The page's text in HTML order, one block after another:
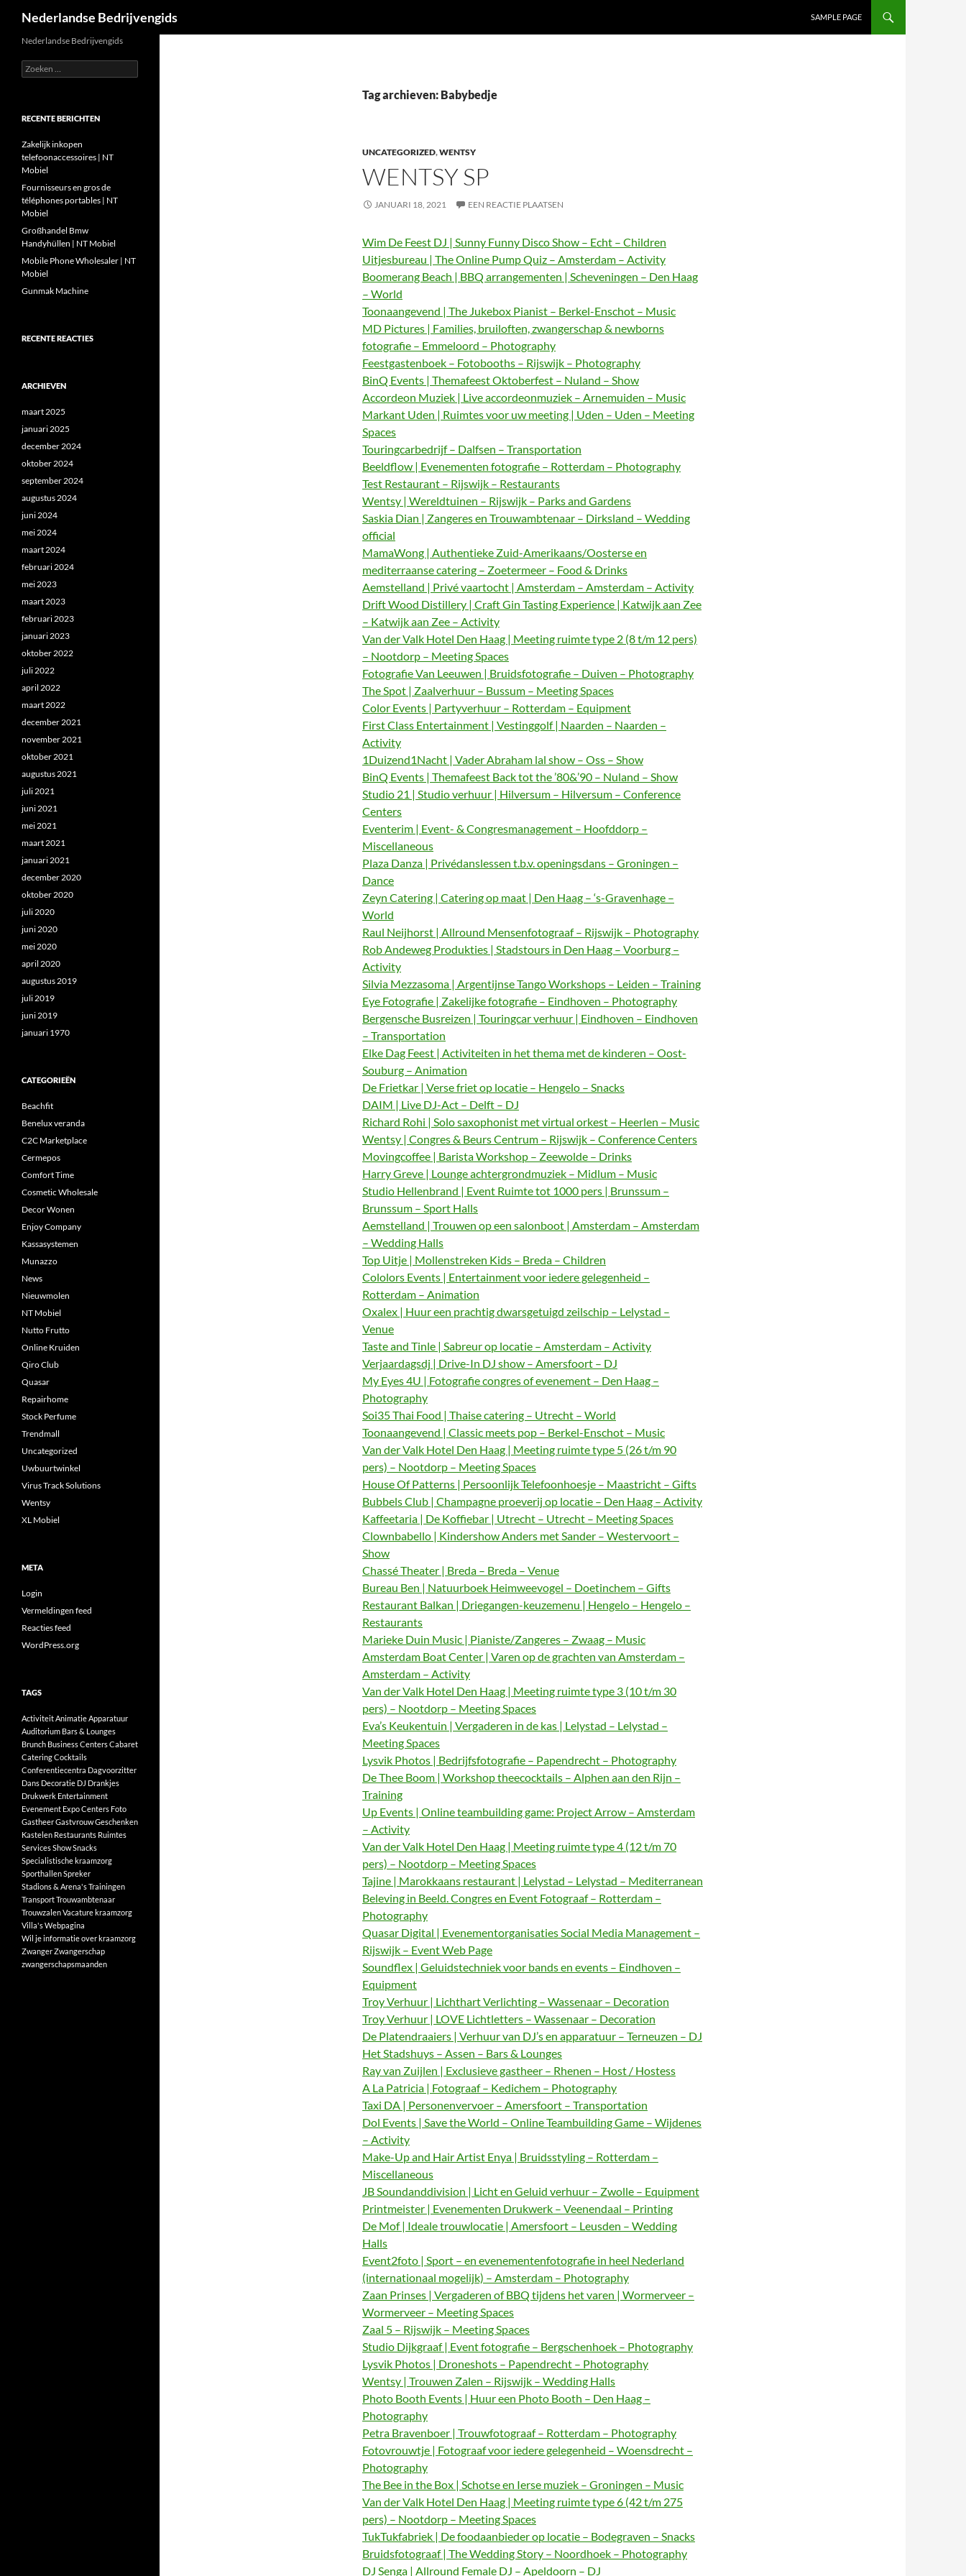
Nederlandse Bedrijvengids SAMPLE PAGE
Tag archieven: Babybedje
UNCATEGORIZED,WENTSY
WENTSY SP
JANUARI 18, 2021 EEN REACTIE PLAATSEN
Wim De Feest DJ | Sunny Funny Disco Show – Echt – Children
Uitjesbureau | The Online Pump Quiz – Amsterdam – Activity
Boomerang Beach | BBQ arrangementen | Scheveningen – Den Haag
– World
Toonaangevend | The Jukebox Pianist – Berkel-Enschot – Music
MD Pictures | Families, bruiloften, zwangerschap & newborns
fotografie – Emmeloord – Photography
Feestgastenboek – Fotobooths – Rijswijk – Photography
BinQ Events | Themafeest Oktoberfest – Nuland – Show
Accordeon Muziek | Live accordeonmuziek – Arnemuiden – Music
Markant Uden | Ruimtes voor uw meeting | Uden – Uden – Meeting
Spaces
Touringcarbedrijf – Dalfsen – Transportation
Beeldflow | Evenementen fotografie – Rotterdam – Photography
Test Restaurant – Rijswijk – Restaurants
Wentsy | Wereldtuinen – Rijswijk – Parks and Gardens
Saskia Dian | Zangeres en Trouwambtenaar – Dirksland – Wedding
official
MamaWong | Authentieke Zuid-Amerikaans/Oosterse en
mediterraanse catering – Zoetermeer – Food & Drinks
Aemstelland | Privé vaartocht | Amsterdam – Amsterdam – Activity
Drift Wood Distillery | Craft Gin Tasting Experience | Katwijk aan Zee
– Katwijk aan Zee – Activity
Van der Valk Hotel Den Haag | Meeting ruimte type 2 (8 t/m 12 pers)
– Nootdorp – Meeting Spaces
Fotografie Van Leeuwen | Bruidsfotografie – Duiven – Photography
The Spot | Zaalverhuur – Bussum – Meeting Spaces
Color Events | Partyverhuur – Rotterdam – Equipment
First Class Entertainment | Vestinggolf | Naarden – Naarden –
Activity
1Duizend1Nacht | Vader Abraham lal show – Oss – Show
BinQ Events | Themafeest Back tot the ’80&’90 – Nuland – Show
Studio 21 | Studio verhuur | Hilversum – Hilversum – Conference
Centers
Eventerim | Event- & Congresmanagement – Hoofddorp –
Miscellaneous
Plaza Danza | Privédanslessen t.b.v. openingsdans – Groningen –
Dance
Zeyn Catering | Catering op maat | Den Haag – ‘s-Gravenhage –
World
Raul Neijhorst | Allround Mensenfotograaf – Rijswijk – Photography
Rob Andeweg Produkties | Stadstours in Den Haag – Voorburg –
Activity
Silvia Mezzasoma | Argentijnse Tango Workshops – Leiden – Training
Eye Fotografie | Zakelijke fotografie – Eindhoven – Photography
Bergensche Busreizen | Touringcar verhuur | Eindhoven – Eindhoven
– Transportation
Elke Dag Feest | Activiteiten in het thema met de kinderen – Oost-
Souburg – Animation
De Frietkar | Verse friet op locatie – Hengelo – Snacks
DAIM | Live DJ-Act – Delft – DJ
Richard Rohi | Solo saxophonist met virtual orkest – Heerlen – Music
Wentsy | Congres & Beurs Centrum – Rijswijk – Conference Centers
Movingcoffee | Barista Workshop – Zeewolde – Drinks
Harry Greve | Lounge achtergrondmuziek – Midlum – Music
Studio Hellenbrand | Event Ruimte tot 1000 pers | Brunssum –
Brunssum – Sport Halls
Aemstelland | Trouwen op een salonboot | Amsterdam – Amsterdam
– Wedding Halls
Top Uitje | Mollenstreken Kids – Breda – Children
Cololors Events | Entertainment voor iedere gelegenheid –
Rotterdam – Animation
Oxalex | Huur een prachtig dwarsgetuigd zeilschip – Lelystad –
Venue
Taste and Tinle | Sabreur op locatie – Amsterdam – Activity
Verjaardagsdj | Drive-In DJ show – Amersfoort – DJ
My Eyes 4U | Fotografie congres of evenement – Den Haag –
Photography
Soi35 Thai Food | Thaise catering – Utrecht – World
Toonaangevend | Classic meets pop – Berkel-Enschot – Music
Van der Valk Hotel Den Haag | Meeting ruimte type 5 (26 t/m 90
pers) – Nootdorp – Meeting Spaces
House Of Patterns | Persoonlijk Telefoonhoesje – Maastricht – Gifts
Bubbels Club | Champagne proeverij op locatie – Den Haag – Activity
Kaffeetaria | De Koffiebar | Utrecht – Utrecht – Meeting Spaces
Clownbabello | Kindershow Anders met Sander – Westervoort –
Show
Chassé Theater | Breda – Breda – Venue
Bureau Ben | Natuurboek Heimweevogel – Doetinchem – Gifts
Restaurant Balkan | Driegangen-keuzemenu | Hengelo – Hengelo –
Restaurants
Marieke Duin Music | Pianiste/Zangeres – Zwaag – Music
Amsterdam Boat Center | Varen op de grachten van Amsterdam –
Amsterdam – Activity
Van der Valk Hotel Den Haag | Meeting ruimte type 3 (10 t/m 30
pers) – Nootdorp – Meeting Spaces
Eva’s Keukentuin | Vergaderen in de kas | Lelystad – Lelystad –
Meeting Spaces
Lysvik Photos | Bedrijfsfotografie – Papendrecht – Photography
De Thee Boom | Workshop theecocktails – Alphen aan den Rijn –
Training
Up Events | Online teambuilding game: Project Arrow – Amsterdam
– Activity
Van der Valk Hotel Den Haag | Meeting ruimte type 4 (12 t/m 70
pers) – Nootdorp – Meeting Spaces
Tajine | Marokkaans restaurant | Lelystad – Lelystad – Mediterranean
Beleving in Beeld. Congres en Event Fotograaf – Rotterdam –
Photography
Quasar Digital | Evenementorganisaties Social Media Management –
Rijswijk – Event Web Page
Soundflex | Geluidstechniek voor bands en events – Eindhoven –
Equipment
Troy Verhuur | Lichthart Verlichting – Wassenaar – Decoration
Troy Verhuur | LOVE Lichtletters – Wassenaar – Decoration
De Platendraaiers | Verhuur van DJ’s en apparatuur – Terneuzen – DJ
Het Stadshuys – Assen – Bars & Lounges
Ray van Zuijlen | Exclusieve gastheer – Rhenen – Host / Hostess
A La Patricia | Fotograaf – Kedichem – Photography
Taxi DA | Personenvervoer – Amersfoort – Transportation
Dol Events | Save the World – Online Teambuilding Game – Wijdenes
– Activity
Make-Up and Hair Artist Enya | Bruidsstyling – Rotterdam –
Miscellaneous
JB Soundanddivision | Licht en Geluid verhuur – Zwolle – Equipment
Printmeister | Evenementen Drukwerk – Veenendaal – Printing
De Mof | Ideale trouwlocatie | Amersfoort – Leusden – Wedding
Halls
Event2foto | Sport – en evenementenfotografie in heel Nederland
(internationaal mogelijk) – Amsterdam – Photography
Zaan Prinses | Vergaderen of BBQ tijdens het varen | Wormerveer –
Wormerveer – Meeting Spaces
Zaal 5 – Rijswijk – Meeting Spaces
Studio Dijkgraaf | Event fotografie – Bergschenhoek – Photography
Lysvik Photos | Droneshots – Papendrecht – Photography
Wentsy | Trouwen Zalen – Rijswijk – Wedding Halls
Photo Booth Events | Huur een Photo Booth – Den Haag –
Photography
Petra Bravenboer | Trouwfotograaf – Rotterdam – Photography
Fotovrouwtje | Fotograaf voor iedere gelegenheid – Woensdrecht –
Photography
The Bee in the Box | Schotse en Ierse muziek – Groningen – Music
Van der Valk Hotel Den Haag | Meeting ruimte type 6 (42 t/m 275
pers) – Nootdorp – Meeting Spaces
TukTukfabriek | De foodaanbieder op locatie – Bodegraven – Snacks
Bruidsfotograaf | The Wedding Story – Noordhoek – Photography
DJ Senga | Allround Female DJ – Apeldoorn – DJ
Nederlandse Bedrijvengids
Zoeken
naar:
RECENTE BERICHTEN
Zakelijk inkopen
telefoonaccessoires | NT
Mobiel
Fournisseurs en gros de
téléphones portables | NT
Mobiel
Großhandel Bmw
Handyhüllen | NT Mobiel
Mobile Phone Wholesaler | NT
Mobiel
Gunmak Machine
RECENTE REACTIES
ARCHIEVEN
maart 2025
januari 2025
december 2024
oktober 2024
september 2024
augustus 2024
juni 2024
mei 2024
maart 2024
februari 2024
mei 2023
maart 2023
februari 2023
januari 2023
oktober 2022
juli 2022
april 2022
maart 2022
december 2021
november 2021
oktober 2021
augustus 2021
juli 2021
juni 2021
mei 2021
maart 2021
januari 2021
december 2020
oktober 2020
juli 2020
juni 2020
mei 2020
april 2020
augustus 2019
juli 2019
juni 2019
januari 1970
CATEGORIEËN
Beachfit
Benelux veranda
C2C Marketplace
Cermepos
Comfort Time
Cosmetic Wholesale
Decor Wonen
Enjoy Company
Kassasystemen
Munazzo
News
Nieuwmolen
NT Mobiel
Nutto Frutto
Online Kruiden
Qiro Club
Quasar
Repairhome
Stock Perfume
Trendmall
Uncategorized
Uwbuurtwinkel
Virus Track Solutions
Wentsy
XL Mobiel
META
Login
Vermeldingen feed
Reacties feed
WordPress.org
TAGS
ActiviteitAnimatieApparatuur
Auditorium Bars & Lounges
Brunch Business CentersCabaret
CateringCocktails
Conferentiecentra Dagvoorzitter
Dans Decoratie DJ Drankjes
Drukwerk Entertainment
Evenement Expo Centers Foto
GastheerGastvrouwGeschenken
Kastelen Restaurants Ruimtes
ServicesShowSnacks
Specialistische kraamzorg
SporthallenSpreker
Stadions & Arena'sTrainingen
TransportTrouwambtenaar
TrouwzalenVacature kraamzorg
Villa'sWebpagina
Wil je informatie over kraamzorg
ZwangerZwangerschap
zwangerschapsmaanden